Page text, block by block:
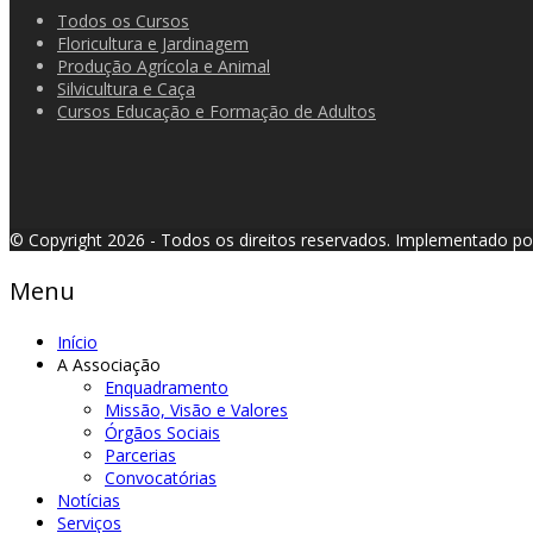
Todos os Cursos
Floricultura e Jardinagem
Produção Agrícola e Animal
Silvicultura e Caça
Cursos Educação e Formação de Adultos
© Copyright 2026 - Todos os direitos reservados. Implementado
Menu
Início
A Associação
Enquadramento
Missão, Visão e Valores
Órgãos Sociais
Parcerias
Convocatórias
Notícias
Serviços